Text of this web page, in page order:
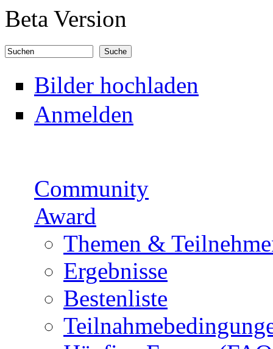
Direkt zum Inhalt
Beta Version
Suchformular
Bilder hochladen
Anmelden
Community
Award
Themen &
Ergebnisse
Bestenliste